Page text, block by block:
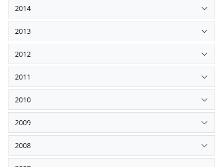
2014
2013
2012
2011
2010
2009
2008